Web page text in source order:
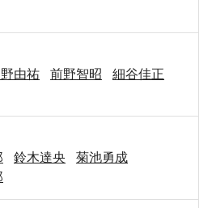
由祐 前野智昭
細谷佳正
鈴木達央
菊池勇成